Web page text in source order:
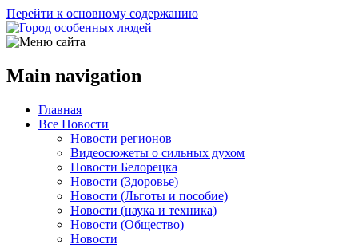
Перейти к основному содержанию
Main navigation
Главная
Все Новости
Новости регионов
Видеосюжеты о сильных духом
Новости Белорецка
Новости (Здоровье)
Новости (Льготы и пособие)
Новости (наука и техника)
Новости (Общество)
Новости